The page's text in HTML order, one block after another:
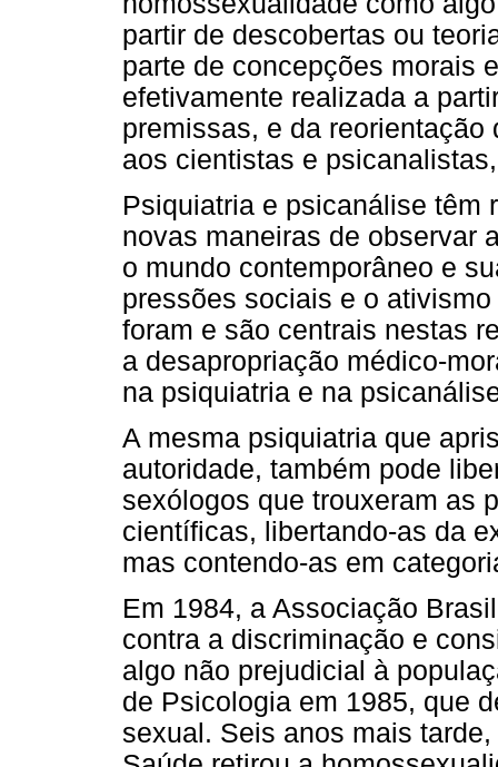
partir de descobertas ou
parte de concepções morais
efetivamente realizada a
premissas, e da
aos cientistas e
Psiquiatria e psicanálise têm
novas maneiras de observar
o mundo contemporâneo e
pressões sociais e o
foram e são centrais nestas
a desapropriação médico-
na psiquiatria e na
A mesma psiquiatria que
autoridade, também pode
sexólogos que trouxeram as
científicas, libertando-as da
mas contendo-as em
Em 1984, a Associação
contra a discriminação e
algo não prejudicial à
de Psicologia em 1985, que
sexual. Seis anos mais